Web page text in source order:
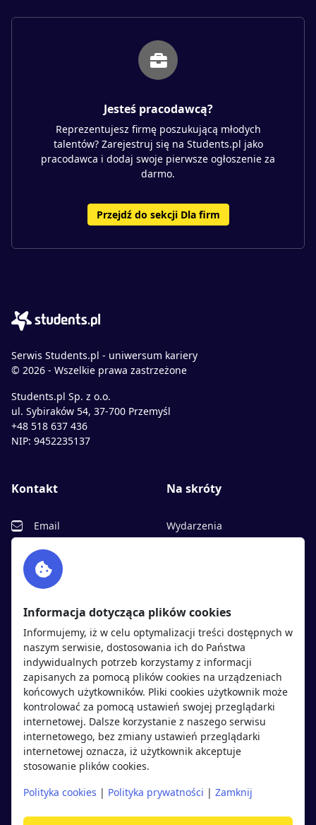
Jesteś pracodawcą?
Reprezentujesz firmę poszukującą młodych
talentów? Zarejestruj się na Students.pl jako
pracodawca i dodaj swoje pierwsze ogłoszenie za
darmo.
Przejdź do sekcji Dla firm
Serwis Students.pl - uniwersum kariery
© 2026 - Wszelkie prawa zastrzeżone
Students.pl Sp. z o.o.
ul. Sybiraków 54, 37-700 Przemyśl
+48 518 637 436
NIP: 9452235137
Kontakt
Email
Facebook
Twitter
Na skróty
Wydarzenia
Polityka cookies
Polityka prywatności
Kandydaci
Regulamin kandydata
Oferty pracy
Pracodawcy
Opinie o pracodawcach
Blog
Pracodawcy
Regulamin pracodawcy
Dodaj ogłoszenie
Informacja dotycząca plików cookies
Informujemy, iż w celu optymalizacji treści dostępnych w
naszym serwisie, dostosowania ich do Państwa
indywidualnych potrzeb korzystamy z informacji
zapisanych za pomocą plików cookies na urządzeniach
końcowych użytkowników. Pliki cookies użytkownik może
kontrolować za pomocą ustawień swojej przeglądarki
internetowej. Dalsze korzystanie z naszego serwisu
internetowego, bez zmiany ustawień przeglądarki
internetowej oznacza, iż użytkownik akceptuje
stosowanie plików cookies.
Polityka cookies | Polityka prywatności | Zamknij